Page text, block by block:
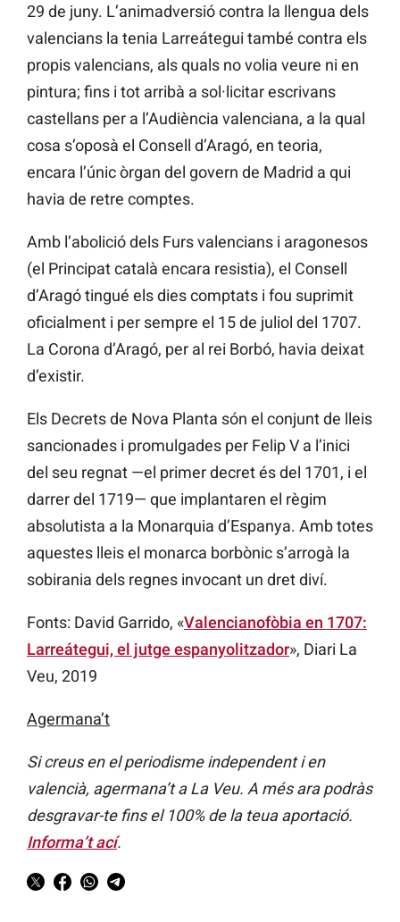
29 de juny. L’animadversió contra la llengua dels
valencians la tenia Larreátegui també contra els
propis valencians, als quals no volia veure ni en
pintura; fins i tot arribà a sol·licitar escrivans
castellans per a l’Audiència valenciana, a la qual
cosa s’oposà el Consell d’Aragó, en teoria,
encara l’únic òrgan del govern de Madrid a qui
havia de retre comptes.
Amb l’abolició dels Furs valencians i aragonesos
(el Principat català encara resistia), el Consell
d’Aragó tingué els dies comptats i fou suprimit
oficialment i per sempre el 15 de juliol del 1707.
La Corona d’Aragó, per al rei Borbó, havia deixat
d’existir.
Els Decrets de Nova Planta són el conjunt de lleis
sancionades i promulgades per Felip V a l’inici
del seu regnat —el primer decret és del 1701, i el
darrer del 1719— que implantaren el règim
absolutista a la Monarquia d’Espanya. Amb totes
aquestes lleis el monarca borbònic s’arrogà la
sobirania dels regnes invocant un dret diví.
Fonts: David Garrido, «Valencianofòbia en 1707:
Larreátegui, el jutge espanyolitzador», Diari La
Veu, 2019
Agermana’t
Si creus en el periodisme independent i en
valencià, agermana’t a La Veu. A més ara podràs
desgravar-te fins el 100% de la teua aportació.
Informa’t ací.